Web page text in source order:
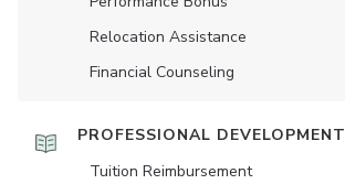
Relocation Assistance
Financial Counseling
PROFESSIONAL DEVELOPMENT
Tuition Reimbursement